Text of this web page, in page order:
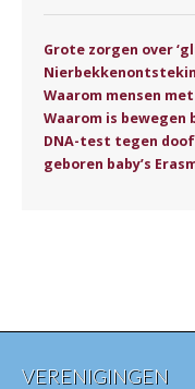
Grote zorgen over
Waarom mensen
Waarom is bewegen
DNA-test tegen
geboren baby’s
VERENIGINGEN